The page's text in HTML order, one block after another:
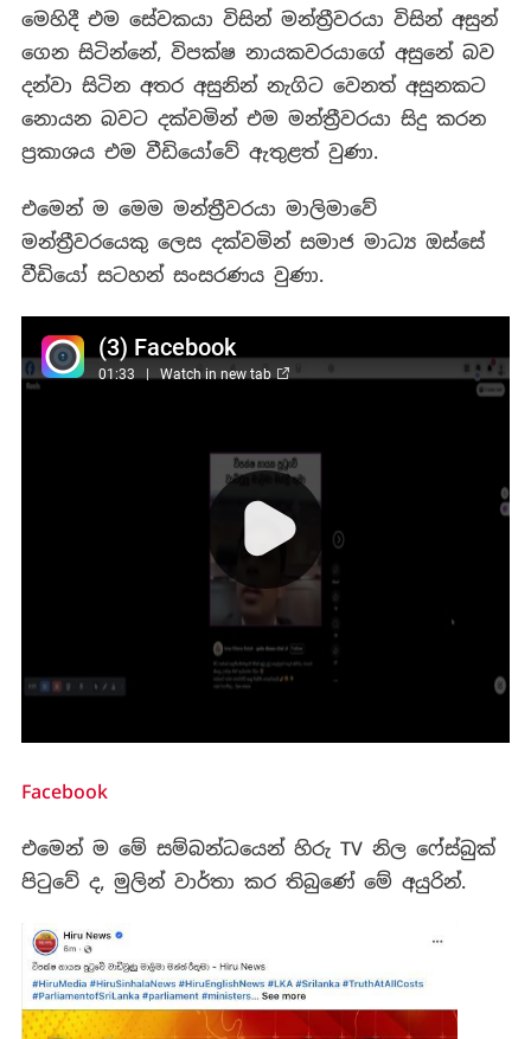
මෙහිදී එම සේවකයා විසින් මන්ත්‍රීවරයා විසින් අසුන්
ගෙන සිටින්නේ, විපක්ෂ නායකවරයාගේ අසුනේ බව
දන්වා සිටින අතර අසුනින් නැගිට වෙනත් අසුනකට
නොයන බවට දක්වමින් එම මන්ත්‍රීවරයා සිදු කරන
ප්‍රකාශය එම වීඩියෝවේ ඇතුළත් වුණා.
එමෙන් ම මෙම මන්ත්‍රීවරයා මාලිමාවේ
මන්ත්‍රීවරයෙකු ලෙස දක්වමින් සමාජ මාධ්‍ය ඔස්සේ
වීඩියෝ සටහන් සංසරණය වුණා.
Facebook
එමෙන් ම මේ සම්බන්ධයෙන් හිරු TV නිල ෆේස්බුක්
පිටුවේ ද, මුලින් වාර්තා කර තිබුණේ මේ අයුරින්.